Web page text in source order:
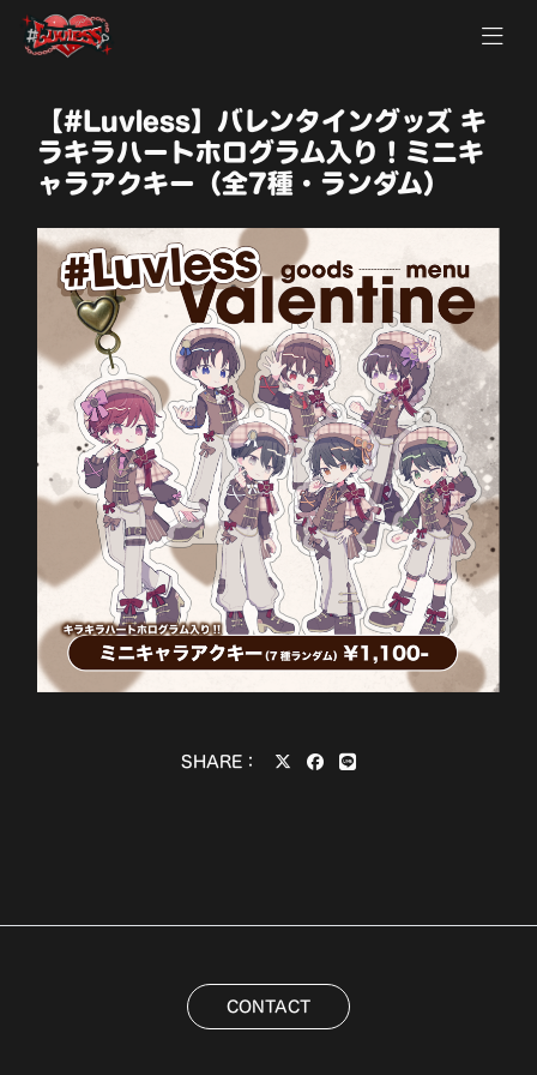
【#Luvless】バレンタイングッズ キ
ラキラハートホログラム入り！ミニキ
ャラアクキー（全7種・ランダム）
SHARE：
CONTACT